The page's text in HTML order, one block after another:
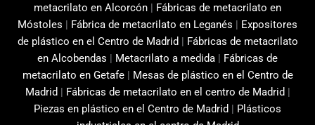
metacrilato en Alcorcón | Fábricas de metacrilato en
Móstoles | Fábrica de metacrilato en Leganés | Expositores
de plástico en el Centro de Madrid | Fábricas de metacrilato
en Alcobendas | Metacrilato a medida | Fábricas de
metacrilato en Getafe| Mesas de plástico en el Centro de
Madrid | Fábricas de metacrilato en el centro de Madrid |
Piezas en plástico en el Centro de Madrid | Plásticos